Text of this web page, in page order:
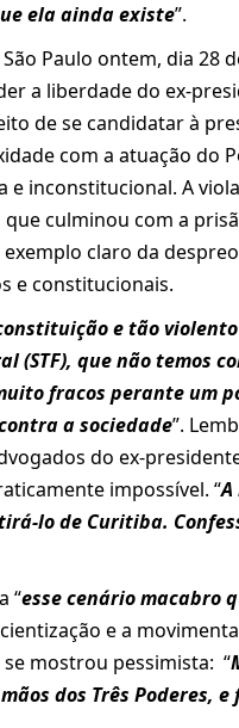
ela ainda existe”.
Paulo ontem, dia 28
a liberdade do ex-
de se candidatar à
com a atuação do
e inconstitucional. A
culminou com a
claro da
e constitucionais.
e tão
(STF), que não temos
fracos perante um
a sociedade”.
do ex-
impossível. “
lo de Curitiba.
“esse cenário macabro
e a
mostrou pessimista: “
dos Três Poderes, e